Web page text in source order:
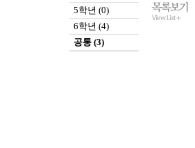
5학년 (0)
6학년 (4)
공통 (3)